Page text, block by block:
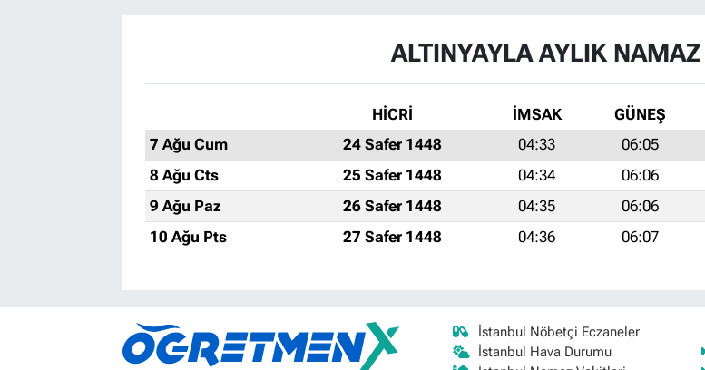
ALTINYAYLA AYLIK
HİCRİ İMSAK GÜNEŞ
7 Ağu Cum
24 Safer 1448 04:33 06:05
8 Ağu Cts
25 Safer 1448 04:34 06:06
9 Ağu Paz
26 Safer 1448 04:35 06:06
10 Ağu Pts
27 Safer 1448 04:36 06:07
İstanbul Nöbetçi Eczaneler
İstanbul Hava Durumu